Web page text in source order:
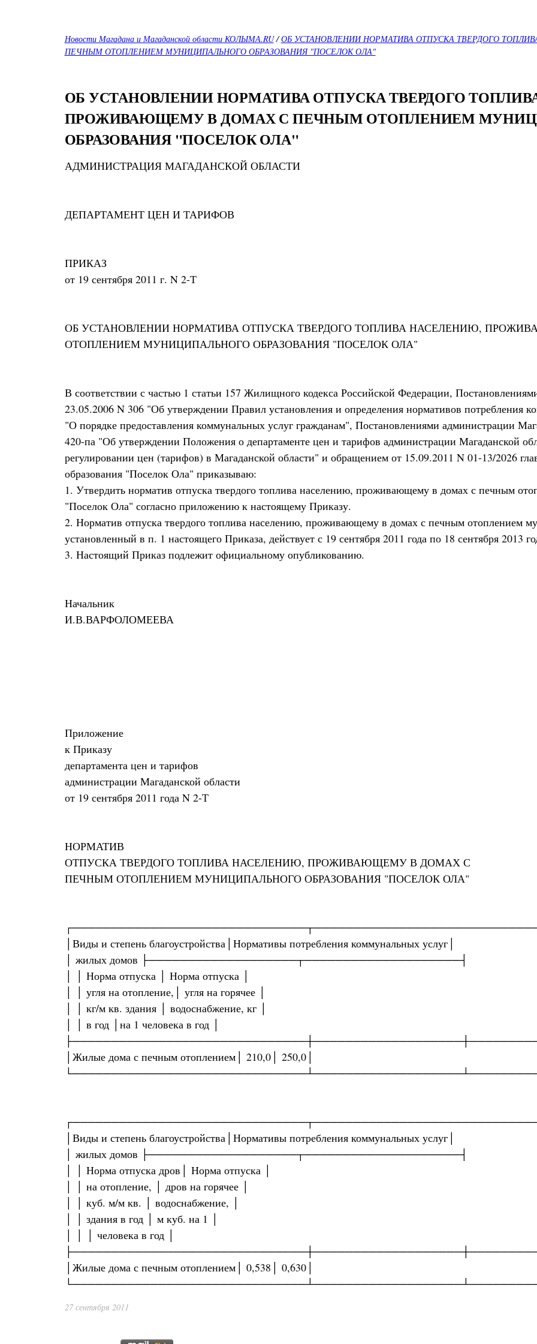
Новости Магадана и Магаданской области КОЛЫМА.RU/ОБ УСТАНОВЛЕНИИ НОРМАТИВА ОТПУСКА ТВЕРДОГО
ПЕЧНЫМ ОТОПЛЕНИЕМ МУНИЦИПАЛЬНОГО ОБРАЗОВАНИЯ "ПОСЕЛОК ОЛА"
ОБ УСТАНОВЛЕНИИ НОРМАТИВА ОТПУСКА ТВЕРДОГО
ПРОЖИВАЮЩЕМУ В ДОМАХ С ПЕЧНЫМ ОТОПЛЕНИЕМ
ОБРАЗОВАНИЯ "ПОСЕЛОК ОЛА"
АДМИНИСТРАЦИЯ МАГАДАНСКОЙ ОБЛАСТИ
ДЕПАРТАМЕНТ ЦЕН И ТАРИФОВ
ПРИКАЗ
от 19 сентября 2011 г. N 2-Т
ОБ УСТАНОВЛЕНИИ НОРМАТИВА ОТПУСКА ТВЕРДОГО ТОПЛИВА НАСЕЛЕНИЮ,
ОТОПЛЕНИЕМ МУНИЦИПАЛЬНОГО ОБРАЗОВАНИЯ "ПОСЕЛОК ОЛА"
В соответствии с частью 1 статьи 157 Жилищного кодекса Российской Федерации,
23.05.2006 N 306 "Об утверждении Правил установления и определения нормативов потребления
"О порядке предоставления коммунальных услуг гражданам", Постановлениями администрации
420-па "Об утверждении Положения о департаменте цен и тарифов администрации Магаданской
регулировании цен (тарифов) в Магаданской области" и обращением от 15.09.2011 N 01-13/2026
образования "Поселок Ола" приказываю:
1. Утвердить норматив отпуска твердого топлива населению, проживающему в домах с печным
"Поселок Ола" согласно приложению к настоящему Приказу.
2. Норматив отпуска твердого топлива населению, проживающему в домах с печным отоплением
установленный в п. 1 настоящего Приказа, действует с 19 сентября 2011 года по 18 сентября 2013
3. Настоящий Приказ подлежит официальному опубликованию.
Начальник
И.В.ВАРФОЛОМЕЕВА
Приложение
к Приказу
департамента цен и тарифов
администрации Магаданской области
от 19 сентября 2011 года N 2-Т
НОРМАТИВ
ОТПУСКА ТВЕРДОГО ТОПЛИВА НАСЕЛЕНИЮ, ПРОЖИВАЮЩЕМУ В ДОМАХ С
ПЕЧНЫМ ОТОПЛЕНИЕМ МУНИЦИПАЛЬНОГО ОБРАЗОВАНИЯ "ПОСЕЛОК ОЛА"
│Виды и степень благоустройства│Нормативы потребления коммунальных услуг│
│ жилых домов ├───────────────────┬────────────────────┤
│ │ Норма отпуска │ Норма отпуска │
│ │ угля на отопление,│ угля на горячее │
│ │ кг/м кв. здания │ водоснабжение, кг │
│ │ в год │на 1 человека в год │
│Жилые дома с печным отоплением│ 210,0│ 250,0│
│Виды и степень благоустройства│Нормативы потребления коммунальных услуг│
│ жилых домов ├───────────────────┬────────────────────┤
│ │ Норма отпуска дров│ Норма отпуска │
│ │ на отопление, │ дров на горячее │
│ │ куб. м/м кв. │ водоснабжение, │
│ │ здания в год │ м куб. на 1 │
│ │ │ человека в год │
│Жилые дома с печным отоплением│ 0,538│ 0,630│
27 сентября 2011